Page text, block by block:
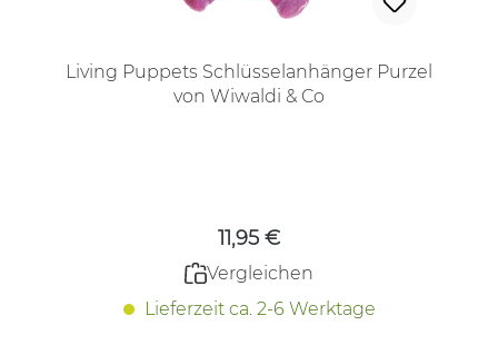
Living Puppets Schlüsselanhänger Purzel
von Wiwaldi & Co
11,95 €
Vergleichen
Lieferzeit ca. 2-6 Werktage